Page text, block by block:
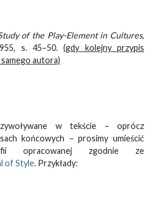
of the Play-Element in Cultures,
s. 45–50.(gdy kolejny przypis
autora)
w tekście – oprócz
końcowych – prosimy umieścić
opracowanej zgodnie ze
of Style. Przykłady: